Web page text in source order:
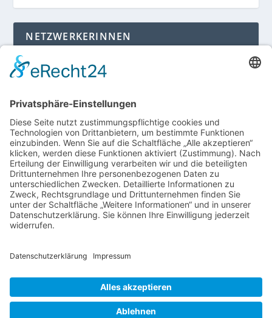
NETZWERKERINNEN
Login für Mitglieder
niederrhein?Hier gibt es weitere Informationen.
Für Mitgliedsfrauen: zum Erstellen eigener Angebote
und zum Bearbeiten des Unternehmensprofils bitte
einloggen!
SOCIAL MEDIA
Folge dem unternehmerinnen forum niederrhein
auch auf Facebook, Instagram oder LinkedIn.